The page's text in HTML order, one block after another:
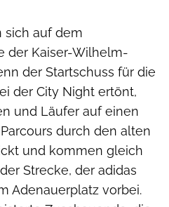
sich auf dem
der Kaiser-Wilhelm-
der Startschuss für die
der City Night ertönt,
und Läufer auf einen
durch den alten
und kommen gleich
Strecke, der adidas
Adenauerplatz vorbei.